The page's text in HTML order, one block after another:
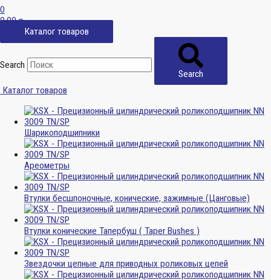
0
0,00р.
Каталог товаров
Search
Search
Каталог товаров
Шарикоподшипники
Ареометры
Втулки бесшпоночные, конические, зажимные (Цанговые)
Втулки конические Тапербуш ( Taper Bushes )
Звездочки цепные для приводных роликовых цепей